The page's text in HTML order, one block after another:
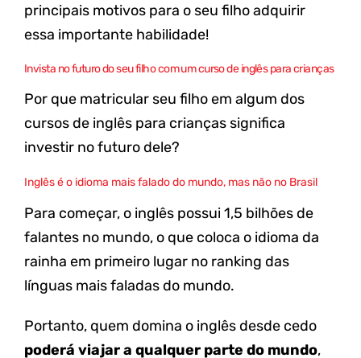
principais motivos para o seu filho adquirir
essa importante habilidade!
Invista no futuro do seu filho com um curso de inglês para crianças
Por que matricular seu filho em algum dos
cursos de inglês para crianças significa
investir no futuro dele?
Inglês é o idioma mais falado do mundo, mas não no Brasil
Para começar, o inglês possui1,5 bilhões de
falantes no mundo, o que coloca o idioma da
rainha em primeiro lugar no ranking das
línguas mais faladas do mundo.
Portanto, quem domina o inglês desde cedo
poderá viajar a qualquer parte do mundo,